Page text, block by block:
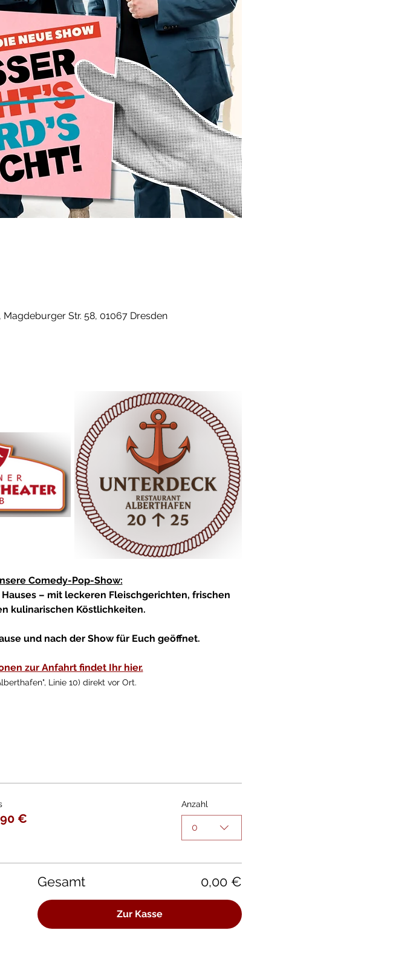
Str. 58, 01067 Dresden
Comedy-Pop-Show:
– mit leckeren Fleischgerichten, frischen
kulinarischen Köstlichkeiten.
und nach der Show für Euch geöffnet.
zur Anfahrt findet Ihr hier.
Linie 10) direkt vor Ort.
€
Anzahl
0
Gesamt 0,00 €
Zur Kasse